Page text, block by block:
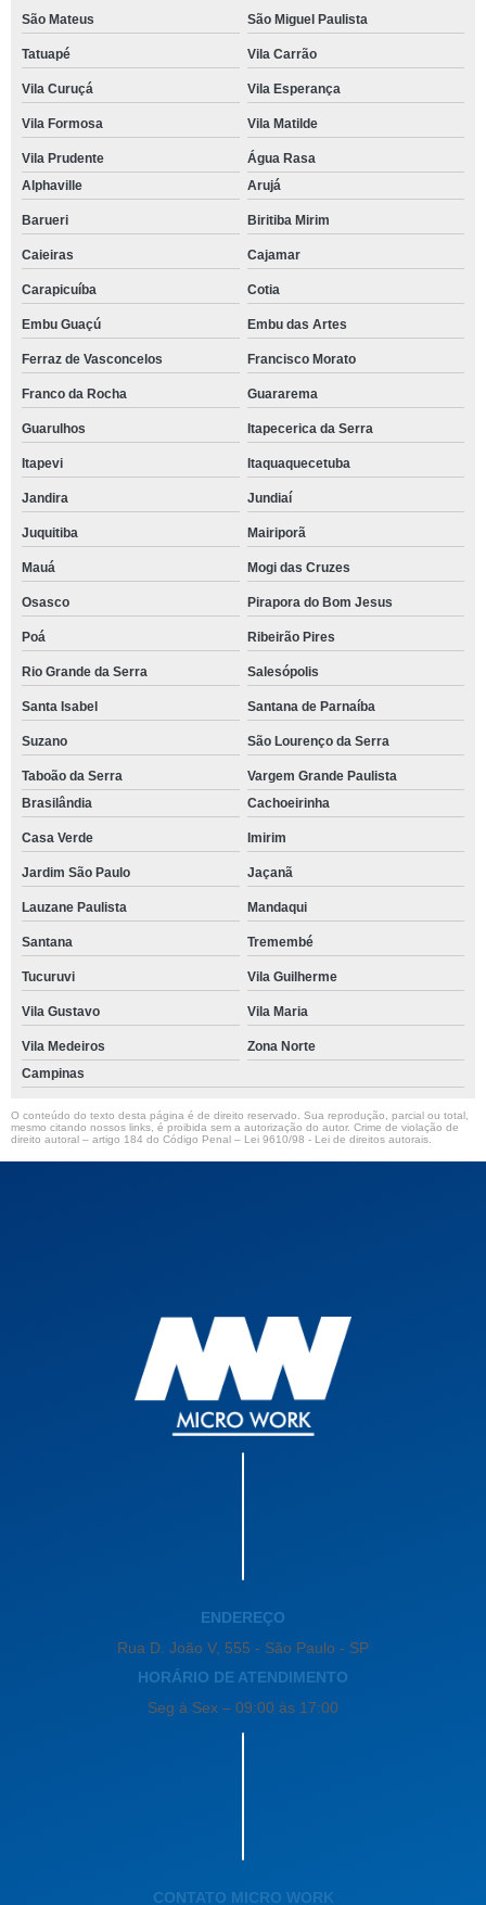
São Mateus São Miguel Paulista
Tatuapé Vila Carrão
Vila Curuçá Vila Esperança
Vila Formosa Vila Matilde
Vila Prudente
Água Rasa
Alphaville
Arujá
Barueri Biritiba Mirim
Caieiras Cajamar
Carapicuíba Cotia
Embu Guaçú Embu das Artes
Ferraz de Vasconcelos Francisco Morato
Franco da Rocha Guararema
Guarulhos Itapecerica da Serra
Itapevi Itaquaquecetuba
Jandira Jundiaí
Juquitiba Mairiporã
Mauá Mogi das Cruzes
Osasco Pirapora do Bom Jesus
Poá Ribeirão Pires
Rio Grande da Serra Salesópolis
Santa Isabel Santana de Parnaíba
Suzano São Lourenço da Serra
Taboão da Serra
Vargem Grande Paulista
Brasilândia
Cachoeirinha
Casa Verde Imirim
Jardim São Paulo Jaçanã
Lauzane Paulista Mandaqui
Santana Tremembé
Tucuruvi Vila Guilherme
Vila Gustavo Vila Maria
Vila Medeiros
Zona Norte
Campinas
O conteúdo do texto desta página é de direito reservado. Sua reprodução, parcial ou total,
mesmo citando nossos links, é proibida sem a autorização do autor. Crime de violação de
direito autoral – artigo 184 do Código Penal – Lei 9610/98 - Lei de direitos autorais
ENDEREÇO
Rua D. João V, 555 - São Paulo - SP
HORÁRIO DE ATENDIMENTO
Seg à Sex – 09:00 às 17:00
CONTATO MICRO WORK